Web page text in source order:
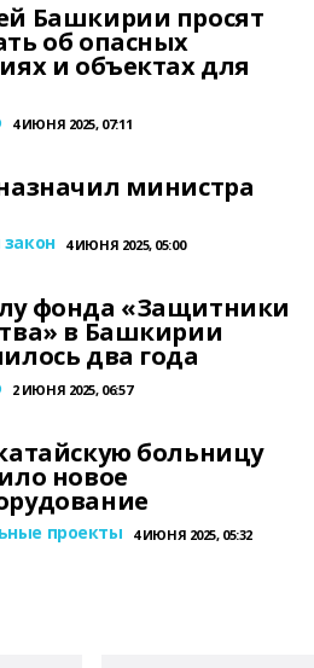
Башкирии просят
об опасных
и объектах для
4 ИЮНЯ 2025, 07:11
министра
4 ИЮНЯ 2025, 05:00
фонда «Защитники
в Башкирии
два года
2 ИЮНЯ 2025, 06:57
больницу
новое
проекты 4 ИЮНЯ 2025, 05:32